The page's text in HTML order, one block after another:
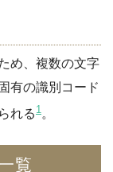
め、複数の文字
有の識別コード
れる1 。
覧